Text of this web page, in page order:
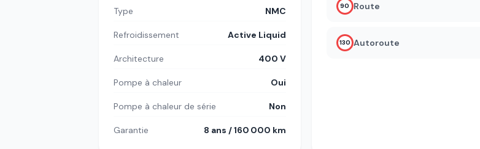
Type NMC
Refroidissement Active Liquid
Architecture 400 V
Pompe à chaleur Oui
Pompe à chaleur de série Non
Garantie 8 ans / 160 000 km
90 Route
130 Autoroute